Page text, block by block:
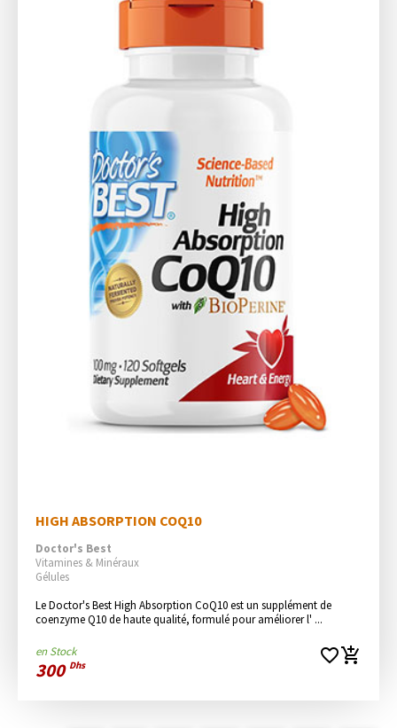
HIGH ABSORPTION COQ10
Doctor's Best
Vitamines & Minéraux
Gélules
Le Doctor's Best High Absorption CoQ10 est un supplément de
coenzyme Q10 de haute qualité, formulé pour améliorer l' ...
en Stock
300 Dhs favorite_borderadd_shopping_cart